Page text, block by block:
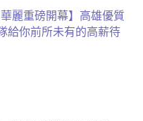
麗重磅開幕】高雄優質
給你前所未有的高薪待